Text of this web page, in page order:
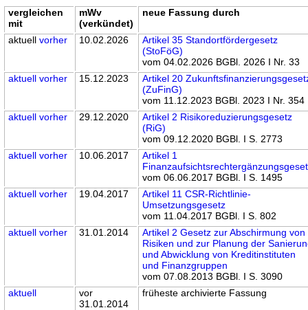
vergleichen
mit
mWv
(verkündet)
neue Fassung durch
aktuellvorher 10.02.2026
Artikel 35 Standortfördergesetz
(StoFöG)
vom 04.02.2026 BGBl. 2026 I Nr. 33
aktuell vorher 15.12.2023
Artikel 20
(ZuFinG)
vom 11.12.2023 BGBl. 2023 I Nr. 354
aktuell vorher 29.12.2020
Artikel 2 Risikoreduzierungsgesetz
(RiG)
vom 09.12.2020 BGBl. I S. 2773
aktuell vorher 10.06.2017
Artikel 1
vom 06.06.2017 BGBl. I S. 1495
aktuell vorher 19.04.2017
Artikel 11 CSR-Richtlinie-
Umsetzungsgesetz
vom 11.04.2017 BGBl. I S. 802
aktuell vorher 31.01.2014
Artikel 2 Gesetz zur Abschirmung von
Risiken und zur Planung der
und Abwicklung von Kreditinstituten
und Finanzgruppen
vom 07.08.2013 BGBl. I S. 3090
aktuell
vor
31.01.2014
früheste archivierte Fassung